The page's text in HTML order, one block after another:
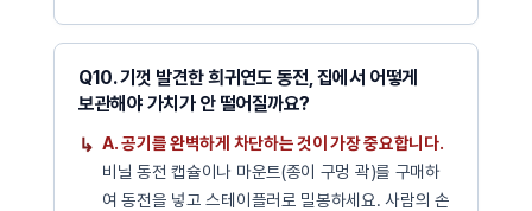
Q10. 기껏 발견한 희귀연도 동전, 집에서 어떻게
보관해야 가치가 안 떨어질까요?
A. 공기를 완벽하게 차단하는 것이 가장 중요합니다.
비닐 동전 캡슐이나 마운트(종이 구멍 곽)를 구매하
여 동전을 넣고 스테이플러로 밀봉하세요. 사람의 손